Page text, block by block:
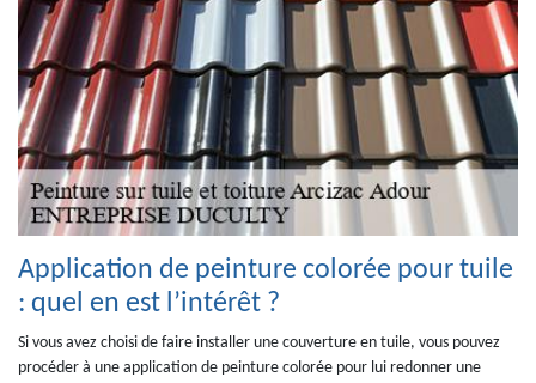
Application de peinture colorée pour tuile
: quel en est l’intérêt ?
Si vous avez choisi de faire installer une couverture en tuile, vous pouvez
procéder à une application de peinture colorée pour lui redonner une